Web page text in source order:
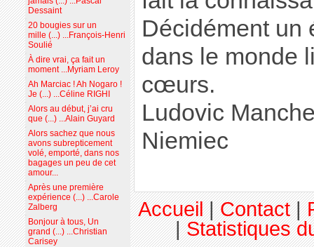
Décidément un
dans le monde
cœurs.
Ludovic
Niemiec
Dessaint
20 bougies sur un
mille (...) ...François-Henri
Soulié
À dire vrai, ça fait un
moment ...Myriam Leroy
Ah Marciac ! Ah Nogaro !
Je (...) ...Céline RIGHI
Alors au début, j’ai cru
que (...) ...Alain Guyard
Alors sachez que nous
avons subrepticement
volé, emporté, dans nos
bagages un peu de cet
amour...
Après une première
expérience (...) ...Carole
Zalberg
Bonjour à tous, Un
grand (...) ...Christian
Carisey
Accueil|Contact|
|Statistiques